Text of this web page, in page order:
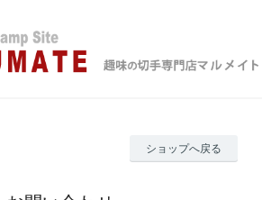
ショップへ戻る